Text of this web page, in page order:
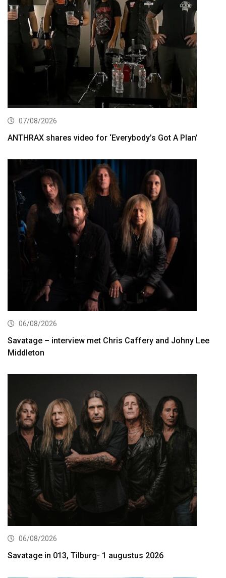
07/08/2026
ANTHRAX shares video for ‘Everybody’s Got A Plan’
06/08/2026
Savatage – interview met Chris Caffery and Johny Lee
Middleton
06/08/2026
Savatage in 013, Tilburg- 1 augustus 2026